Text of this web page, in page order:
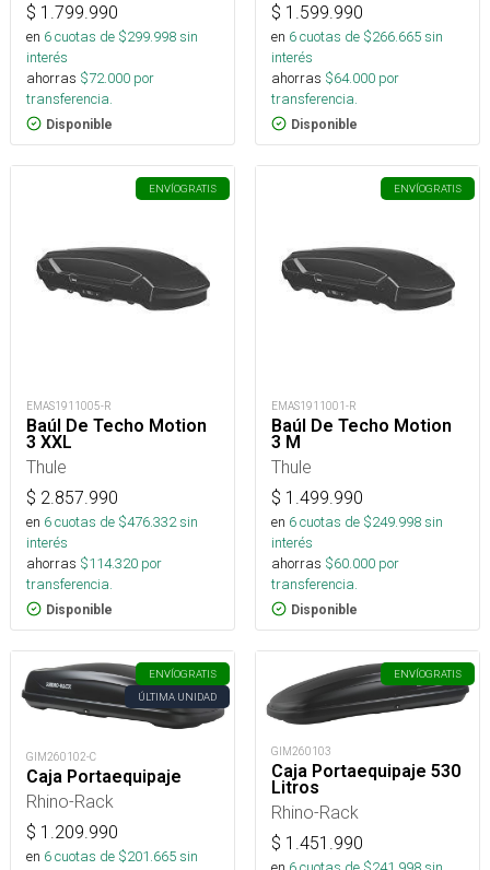
$ 1.799.990
en 6cuotas de $299.998sin
interés
ahorras $72.000 por
transferencia.
Disponible
$ 1.599.990
en 6cuotas de $266.665sin
interés
ahorras $64.000 por
transferencia.
Disponible
ENVÍOGRATIS
EMAS1911005-R
Baúl De Techo Motion
3 XXL
Thule
$ 2.857.990
en 6cuotas de $476.332sin
interés
ahorras $114.320 por
transferencia.
Disponible
ENVÍOGRATIS
EMAS1911001-R
Baúl De Techo Motion
3 M
Thule
$ 1.499.990
en 6cuotas de $249.998sin
interés
ahorras $60.000 por
transferencia.
Disponible
ENVÍOGRATIS
ÚLTIMA UNIDAD
GIM260102-C
Caja Portaequipaje
Rhino-Rack
$ 1.209.990
en 6cuotas de $201.665sin
ENVÍOGRATIS
GIM260103
Caja Portaequipaje 530
Litros
Rhino-Rack
$ 1.451.990